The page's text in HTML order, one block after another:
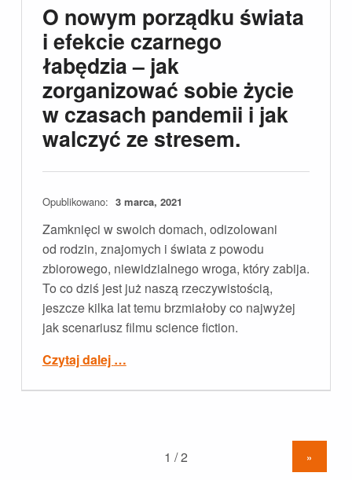
O nowym porządku świata
i efekcie czarnego
łabędzia – jak
zorganizować sobie życie
w czasach pandemii i jak
walczyć ze stresem.
Opublikowano: 3 marca, 2021
Zamknięci w swoich domach, odizolowani
od rodzin, znajomych i świata z powodu
zbiorowego, niewidzialnego wroga, który zabija.
To co dziś jest już naszą rzeczywistością,
jeszcze kilka lat temu brzmiałoby co najwyżej
jak scenariusz filmu science fiction.
Czytaj dalej“O nowym porządku świata i efekcie czarnego łabędzia – jak zorganizować sobie życie w czasach pandemii i jak walczyć ze stresem.”
…
»